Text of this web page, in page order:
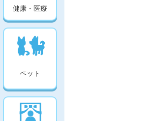
健康・医療
ペット